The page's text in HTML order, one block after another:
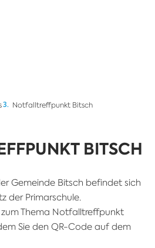
Notfalltreffpunkt Bitsch
BITSCH
Gemeinde Bitsch befindet sich
der Primarschule.
Thema Notfalltreffpunkt
Sie den QR-Code auf dem